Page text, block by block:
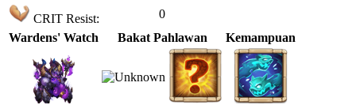
CRIT Resist:
0
Wardens' Watch
Bakat Pahlawan Kemampuan